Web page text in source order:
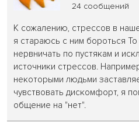
24 сообщений
К сожалению, стрессов в
я стараюсь с ним бороться
нервничать по пустякам и
источники стрессов.
некоторыми людьми
чувствовать дискомфорт, я
общение на "нет".